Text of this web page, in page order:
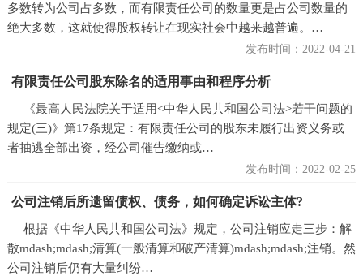
多数转为公司占多数，而有限责任公司的数量更是占公司数量的
绝大多数，这就使得股权转让在现实社会中越来越普遍。…
发布时间：2022-04-21
有限责任公司股东除名的适用事由和程序分析
《最高人民法院关于适用<中华人民共和国公司法>若干问题的
规定(三)》第17条规定：有限责任公司的股东未履行出资义务或
者抽逃全部出资，经公司催告缴纳或…
发布时间：2022-02-25
公司注销后所遗留债权、债务，如何确定诉讼主体?
根据《中华人民共和国公司法》规定，公司注销应走三步：解
散mdash;mdash;清算(一般清算和破产清算)mdash;mdash;注销。然
公司注销后仍有大量纠纷…